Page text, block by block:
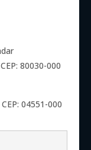
80030-000
04551-000